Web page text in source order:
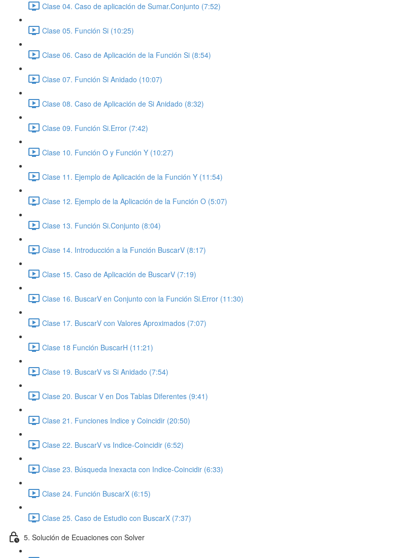
Clase 04. Caso de aplicación de Sumar.Conjunto (7:52)
Clase 05. Función Si (10:25)
Clase 06. Caso de Aplicación de la Función Si (8:54)
Clase 07. Función Si Anidado (10:07)
Clase 08. Caso de Aplicación de Si Anidado (8:32)
Clase 09. Función Si.Error (7:42)
Clase 10. Función O y Función Y (10:27)
Clase 11. Ejemplo de Aplicación de la Función Y (11:54)
Clase 12. Ejemplo de la Aplicación de la Función O (5:07)
Clase 13. Función Si.Conjunto (8:04)
Clase 14. Introducción a la Función BuscarV (8:17)
Clase 15. Caso de Aplicación de BuscarV (7:19)
Clase 16. BuscarV en Conjunto con la Función Si.Error (11:30)
Clase 17. BuscarV con Valores Aproximados (7:07)
Clase 18 Función BuscarH (11:21)
Clase 19. BuscarV vs Si Anidado (7:54)
Clase 20. Buscar V en Dos Tablas Diferentes (9:41)
Clase 21. Funciones Indice y Coincidir (20:50)
Clase 22. BuscarV vs Indice-Coincidir (6:52)
Clase 23. Búsqueda Inexacta con Indice-Coincidir (6:33)
Clase 24. Función BuscarX (6:15)
Clase 25. Caso de Estudio con BuscarX (7:37)
5. Solución de Ecuaciones con Solver